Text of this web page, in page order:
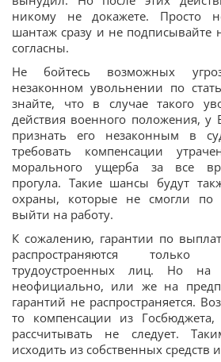
никому не докажете. Просто
шантаж сразу и не подписывайте
согласны.
Не бойтесь возможных
незаконном увольнении по
знайте, что в случае такого
действия военного положения, у
признать его незаконным в
требовать компенсации
морального ущерба за все
прогула. Такие шансы будут
охраны, которые не смогли по
выйти на работу.
К сожалению, гарантии по
распространяются
трудоустроенных лиц. Но на
неофициально, или же на
гарантий не распространяется.
то компенсации из
рассчитывать не следует.
исходить из собственных средств